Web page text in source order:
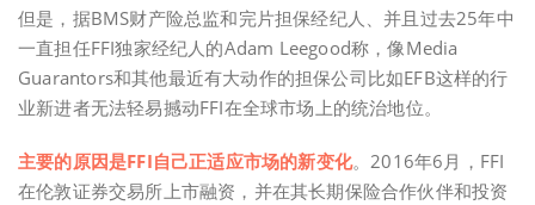
但是，据BMS财产险总监和完片担保经纪人、并且过去25年中
一直担任FFI独家经纪人的Adam Leegood称，像Media
Guarantors和其他最近有大动作的担保公司比如EFB这样的行
业新进者无法轻易撼动FFI在全球市场上的统治地位。
主要的原因是FFI自己正适应市场的新变化。2016年6月，FFI
在伦敦证券交易所上市融资，并在其长期保险合作伙伴和投资